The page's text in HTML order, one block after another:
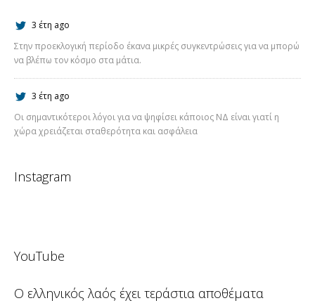
3 έτη ago
Στην προεκλογική περίοδο έκανα μικρές συγκεντρώσεις για να μπορώ
να βλέπω τον κόσμο στα μάτια.
3 έτη ago
Οι σημαντικότεροι λόγοι για να ψηφίσει κάποιος ΝΔ είναι γιατί η
χώρα χρειάζεται σταθερότητα και ασφάλεια
Instagram
YouTube
Ο ελληνικός λαός έχει τεράστια αποθέματα